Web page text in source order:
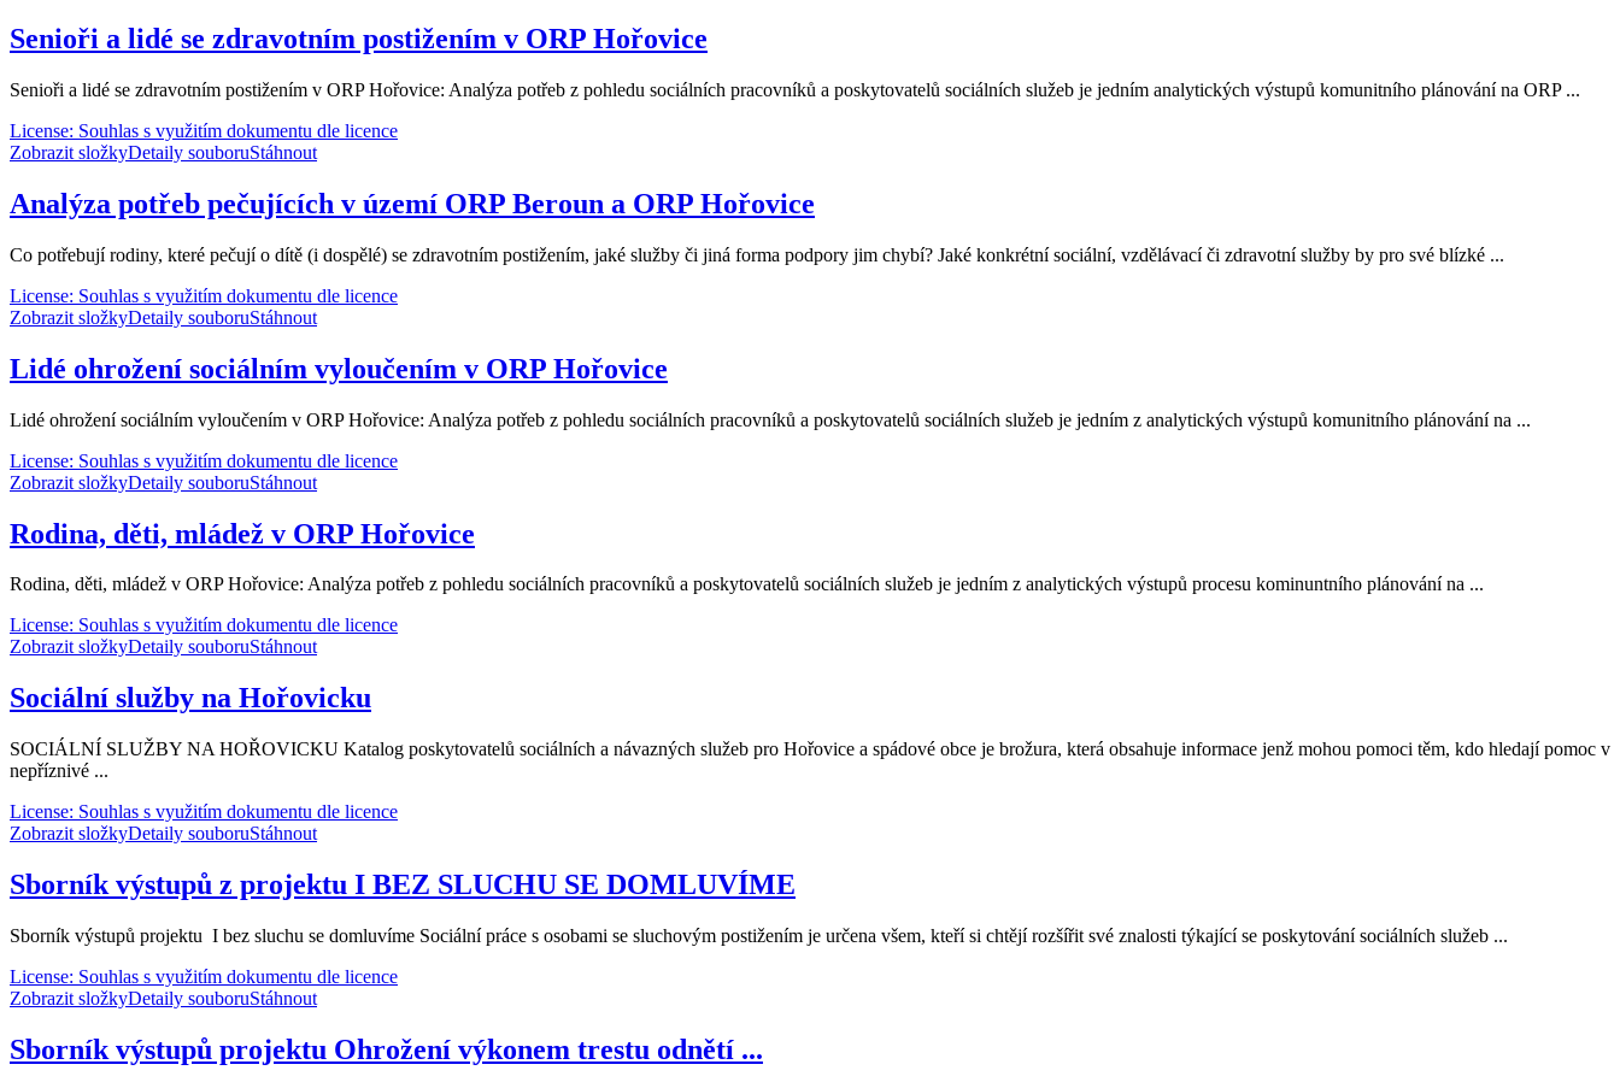
Senioři a lidé se zdravotním postižením v ORP Hořovice
Senioři a lidé se zdravotním postižením v ORP Hořovice: Analýza potřeb z pohledu sociálních pracovníků a poskytovatelů sociálních služeb je jedním analytických výstupů komunitního plánování na ORP ...
License: Souhlas s využitím dokumentu dle licence
Zobrazit složkyDetaily souboruStáhnout
Analýza potřeb pečujících v území ORP Beroun a ORP Hořovice
Co potřebují rodiny, které pečují o dítě (i dospělé) se zdravotním postižením, jaké služby či jiná forma podpory jim chybí? Jaké konkrétní sociální, vzdělávací či zdravotní služby by pro své blízké ...
License: Souhlas s využitím dokumentu dle licence
Zobrazit složkyDetaily souboruStáhnout
Lidé ohrožení sociálním vyloučením v ORP Hořovice
Lidé ohrožení sociálním vyloučením v ORP Hořovice: Analýza potřeb z pohledu sociálních pracovníků a poskytovatelů sociálních služeb je jedním z analytických výstupů komunitního plánování na ...
License: Souhlas s využitím dokumentu dle licence
Zobrazit složkyDetaily souboruStáhnout
Rodina, děti, mládež v ORP Hořovice
Rodina, děti, mládež v ORP Hořovice: Analýza potřeb z pohledu sociálních pracovníků a poskytovatelů sociálních služeb je jedním z analytických výstupů procesu kominuntního plánování na ...
License: Souhlas s využitím dokumentu dle licence
Zobrazit složkyDetaily souboruStáhnout
Sociální služby na Hořovicku
SOCIÁLNÍ SLUŽBY NA HOŘOVICKU Katalog poskytovatelů sociálních a návazných služeb pro Hořovice a spádové obce je brožura, která obsahuje informace jenž mohou pomoci těm, kdo hledají pomoc v
nepříznivé ...
License: Souhlas s využitím dokumentu dle licence
Zobrazit složkyDetaily souboruStáhnout
Sborník výstupů z projektu I BEZ SLUCHU SE DOMLUVÍME
Sborník výstupů projektu I bez sluchu se domluvíme Sociální práce s osobami se sluchovým postižením je určena všem, kteří si chtějí rozšířit své znalosti týkající se poskytování sociálních služeb ...
License: Souhlas s využitím dokumentu dle licence
Zobrazit složkyDetaily souboruStáhnout
Sborník výstupů projektu Ohrožení výkonem trestu odnětí ...